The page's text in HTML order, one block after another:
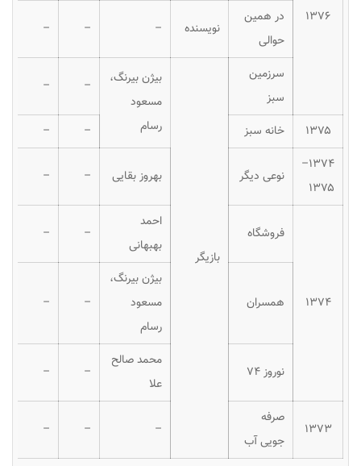
۱۳۷۶
در همین
حوالی
نویسنده –
–
–
سرزمین
سبز
بازیگر
بیژن بیرنگ،
مسعود
رسام
–
–
۱۳۷۵ خانه سبز –
–
۱۳۷۴–
۱۳۷۵
نوعی دیگر بهروز بقایی –
–
۱۳۷۴
فروشگاه
احمد
بهبهانی
–
–
همسران
بیژن بیرنگ،
مسعود
رسام
–
–
نوروز ۷۴
محمد صالح
علا
–
–
۱۳۷۳
صرفه
جویی آب
–
–
–